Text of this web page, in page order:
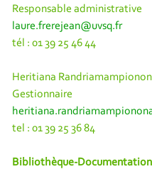
Responsable administrative
laure.frerejean@uvsq.fr
tél : 01 39 25 46 44
Heritiana
Gestionnaire
tel : 01 39 25 36 84
Bibliothèque-Documentation